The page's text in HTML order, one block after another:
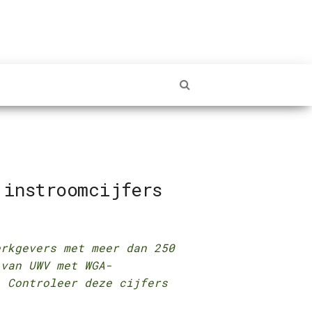
met meer dan 250
UWV met WGA-
Controleer deze cijfers